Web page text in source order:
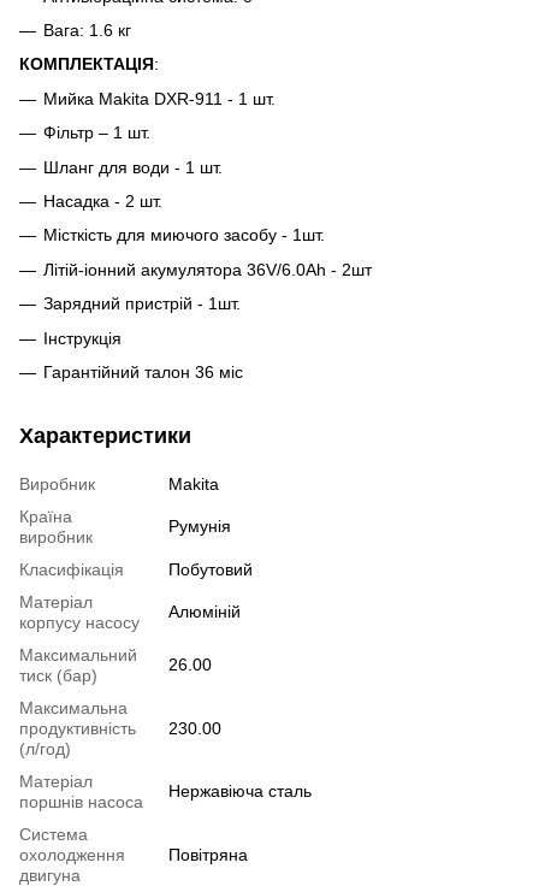
Вага: 1.6 кг
КОМПЛЕКТАЦІЯ:
Мийка Makita DXR-911 - 1 шт.
Фільтр – 1 шт.
Шланг для води - 1 шт.
Насадка - 2 шт.
Місткість для миючого засобу - 1шт.
Літій-іонний акумулятора 36V/6.0Ah - 2шт
Зарядний пристрій - 1шт.
Інструкція
Гарантійний талон 36 міс
Характеристики
Виробник
Makita
Країна
виробник
Румунія
Класифікація
Побутовий
Матеріал
корпусу насосу
Алюміній
Максимальний
тиск (бар)
26.00
Максимальна
продуктивність
(л/год)
230.00
Матеріал
поршнів насоса
Нержавіюча сталь
Система
охолодження
двигуна
Повітряна